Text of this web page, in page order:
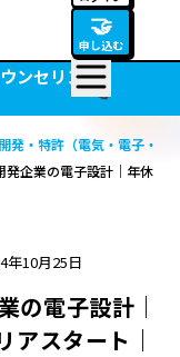
🤝
申し込む
ンセリン
発・特許（電気・電子・
発企業の電子設計｜年休
年10月25日
の電子設計｜
スタート｜